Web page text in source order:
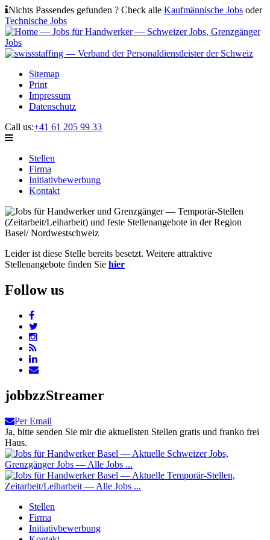
Nichts Passendes gefunden ? Check alle Kaufmännische Jobs oder
Technische Jobs
Sitemap
Print
Impressum
Datenschutz
Call us:+41 61 205 99 33
Stellen
Firma
Initiativbewerbung
Kontakt
Leider ist diese Stelle bereits besetzt. Weitere attraktive
Stellenangebote finden Sie hier
Follow us
jobbzzStreamer
Per Email
Ja, bitte senden Sie mir die aktuellsten Stellen gratis und franko frei
Haus.
Stellen
Firma
Initiativbewerbung